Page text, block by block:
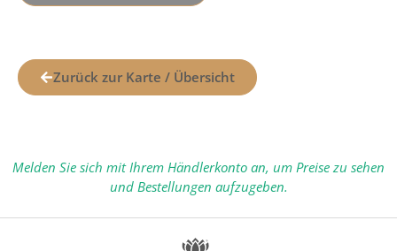
Zurück zur Karte / Übersicht
Melden Sie sich mit Ihrem Händlerkonto an, um Preise zu sehen
und Bestellungen aufzugeben.